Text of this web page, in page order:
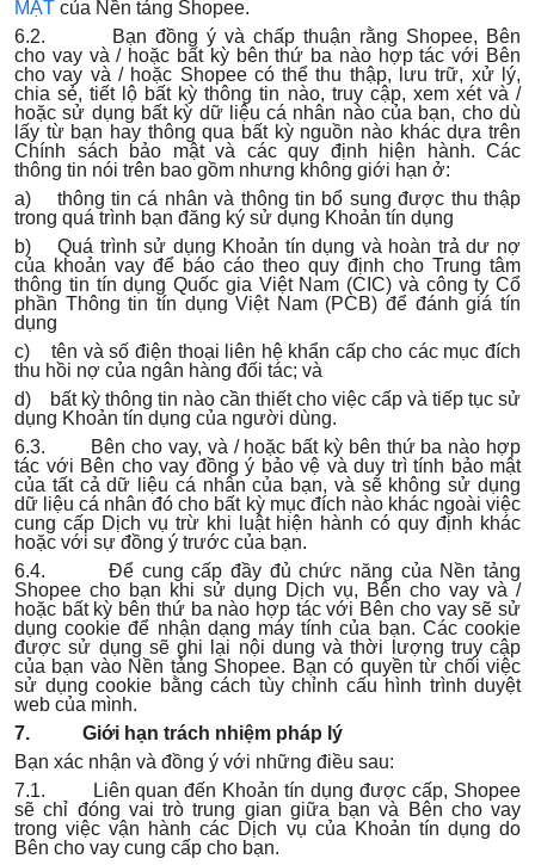
MẬT của Nền tảng Shopee.
6.2. Bạn đồng ý và chấp thuận rằng Shopee, Bên
cho vay và / hoặc bất kỳ bên thứ ba nào hợp tác với Bên
cho vay và / hoặc Shopee có thể thu thập, lưu trữ, xử lý,
chia sẻ, tiết lộ bất kỳ thông tin nào, truy cập, xem xét và /
hoặc sử dụng bất kỳ dữ liệu cá nhân nào của bạn, cho dù
lấy từ bạn hay thông qua bất kỳ nguồn nào khác dựa trên
Chính sách bảo mật và các quy định hiện hành. Các
thông tin nói trên bao gồm nhưng không giới hạn ở:
a) thông tin cá nhân và thông tin bổ sung được thu thập
trong quá trình bạn đăng ký sử dụng Khoản tín dụng
b) Quá trình sử dụng Khoản tín dụng và hoàn trả dư nợ
của khoản vay để báo cáo theo quy định cho Trung tâm
thông tin tín dụng Quốc gia Việt Nam (CIC) và công ty Cổ
phần Thông tin tín dụng Việt Nam (PCB) để đánh giá tín
dụng
c) tên và số điện thoại liên hệ khẩn cấp cho các mục đích
thu hồi nợ của ngân hàng đối tác; và
d) bất kỳ thông tin nào cần thiết cho việc cấp và tiếp tục sử
dụng Khoản tín dụng của người dùng.
6.3. Bên cho vay, và / hoặc bất kỳ bên thứ ba nào hợp
tác với Bên cho vay đồng ý bảo vệ và duy trì tính bảo mật
của tất cả dữ liệu cá nhân của bạn, và sẽ không sử dụng
dữ liệu cá nhân đó cho bất kỳ mục đích nào khác ngoài việc
cung cấp Dịch vụ trừ khi luật hiện hành có quy định khác
hoặc với sự đồng ý trước của bạn.
6.4. Để cung cấp đầy đủ chức năng của Nền tảng
Shopee cho bạn khi sử dụng Dịch vụ, Bên cho vay và /
hoặc bất kỳ bên thứ ba nào hợp tác với Bên cho vay sẽ sử
dụng cookie để nhận dạng máy tính của bạn. Các cookie
được sử dụng sẽ ghi lại nội dung và thời lượng truy cập
của bạn vào Nền tảng Shopee. Bạn có quyền từ chối việc
sử dụng cookie bằng cách tùy chỉnh cấu hình trình duyệt
web của mình.
7. Giới hạn trách nhiệm pháp lý
Bạn xác nhận và đồng ý với những điều sau:
7.1. Liên quan đến Khoản tín dụng được cấp, Shopee
sẽ chỉ đóng vai trò trung gian giữa bạn và Bên cho vay
trong việc vận hành các Dịch vụ của Khoản tín dụng do
Bên cho vay cung cấp cho bạn.